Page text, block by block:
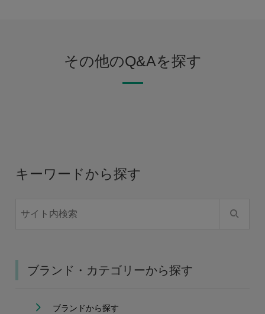
その他のQ&Aを探す
キーワードから探す
ブランド・カテゴリーから探す
ブランドから探す